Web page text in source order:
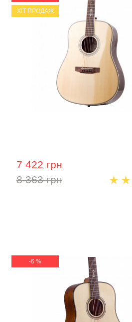
ХІТ ПРОДАЖ
7 422 грн
8 363 грн
-6 %